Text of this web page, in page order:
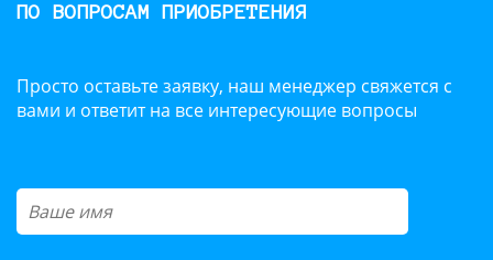
ПО ВОПРОСАМ ПРИОБРЕТЕНИЯ
Просто оставьте заявку, наш менеджер свяжется с
вами и ответит на все интересующие вопросы